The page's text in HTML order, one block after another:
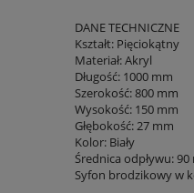
DANE TECHNICZNE
Kształt: Pięciokątny
Materiał: Akryl
Długość: 1000 mm
Szerokość: 800 mm
Wysokość: 150 mm
Głębokość: 27 mm
Kolor: Biały
Średnica odpływu: 90
Syfon brodzikowy w